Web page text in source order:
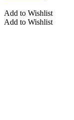
Add to Wishlist
Add to Wishlist